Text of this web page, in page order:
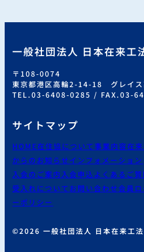
一般社団法人 日本在来工
〒108-0074
東京都港区高輪2-14-18 グレイ
TEL.03-6408-0285 / FAX.03-
サイトマップ
HOME在住協について事業内容在
からのお知らせインフォメーション
入会のご案内 入会申込よくあるご
受入れについて お問い合わせ会員
ーポリシー
©2026 一般社団法人 日本在来工